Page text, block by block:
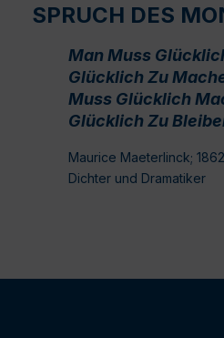
SPRUCH DES
Man Muss
Glücklich Zu
Muss Glücklich
Glücklich Zu
Maurice Maeterlinck;
Dichter und Dramatiker